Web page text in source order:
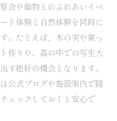
ベントと涼しさを両立
キャンプ場アートイベン
体験できるアートイベン
会や動物とのふれあいイベ
ト体験と自然体験を同時に
。たとえば、木の実や葉っ
作りや、森の中での写生大
す絶好の機会となります。
公式ブログや施設案内で随
ェックしておくと安心で